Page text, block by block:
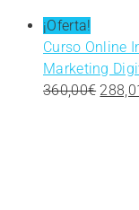
¡Oferta!
Curso Online
Marketing
360,00€ El